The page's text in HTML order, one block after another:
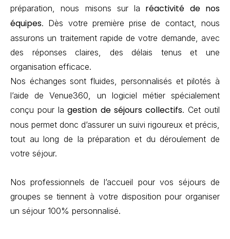
préparation, nous misons sur la réactivité de nos
équipes. Dès votre première prise de contact, nous
assurons un traitement rapide de votre demande, avec
des réponses claires, des délais tenus et une
organisation efficace.
Nos échanges sont fluides, personnalisés et pilotés à
l’aide de Venue360, un logiciel métier spécialement
conçu pour la gestion de séjours collectifs. Cet outil
nous permet donc d’assurer un suivi rigoureux et précis,
tout au long de la préparation et du déroulement de
votre séjour.
Nos professionnels de l’accueil pour vos séjours de
groupes se tiennent à votre disposition pour organiser
un séjour 100% personnalisé.